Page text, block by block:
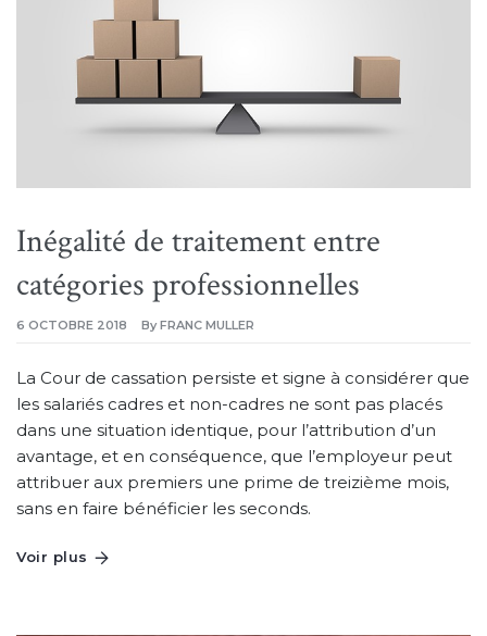
Inégalité de traitement entre
catégories professionnelles
6 OCTOBRE 2018 By FRANC MULLER
La Cour de cassation persiste et signe à considérer que
les salariés cadres et non-cadres ne sont pas placés
dans une situation identique, pour l’attribution d’un
avantage, et en conséquence, que l’employeur peut
attribuer aux premiers une prime de treizième mois,
sans en faire bénéficier les seconds.
Voir plus